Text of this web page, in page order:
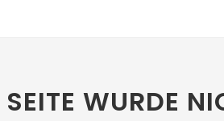
WURDE